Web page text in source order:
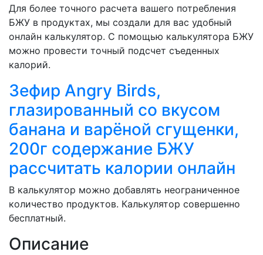
Для более точного расчета вашего потребления
БЖУ в продуктах, мы создали для вас удобный
онлайн калькулятор. С помощью калькулятора БЖУ
можно провести точный подсчет съеденных
калорий.
Зефир Angry Birds,
глазированный со вкусом
банана и варёной сгущенки,
200г содержание БЖУ
рассчитать калории онлайн
В калькулятор можно добавлять неограниченное
количество продуктов. Калькулятор совершенно
бесплатный.
Описание